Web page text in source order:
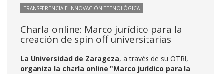
TRANSFERENCIA E INNOVACIÓN TECNOLÓGICA
Charla online: Marco jurídico para la
creación de spin off universitarias
La Universidad de Zaragoza, a través de su OTRI,
organiza la charla online "Marco jurídico para la